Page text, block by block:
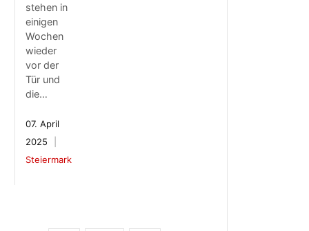
stehen in
einigen
Wochen
wieder
vor der
Tür und
die…
07. April
2025
Steiermark